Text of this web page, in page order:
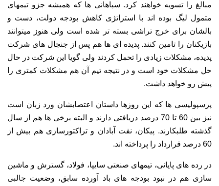
مبالغ را تسویه خواهند کرد. سپاهانی ها که همیشه جزو تیمهای
متمول لیگ بوده اند با استراتژی کاهش بودجه دولت، دست و
بالشان برای خرج تراشی بسته تر شده است ولی هنوز میتوانند
بازیکنان را تامین کنند. پدیده ای ها هم پس از جنجال های شرکت
پدیده، مشکلات زیادی را تحمل کردند ولی گویا این شرکت در حال
حل مشکلات خود است و در نتیجه تیم آن هم مشکلات کمتری را
پیش رو خواهد داشت.
پرسپولیسی ها که این روزها داستان اعتصابشان ورد زبان است
نیز بین 60 تا 70 درصد دریافتی دارند و البته برخی ها هم از سال
گذشته طلبکارند. پیکان، نفت آبادان و تراکتورسازی هم بیش از
60 درصد قرارداد را پرداخته اند.
در رده های پایانی، تیمهای صنعتی سایپا، فولاد، گسترش و ماشین
سازی هم در نبود بودجه های باد آورده سابق، وضعیت جالبی